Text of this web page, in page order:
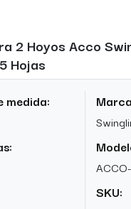
2 Hoyos Acco
Hojas
medida:
SKU: